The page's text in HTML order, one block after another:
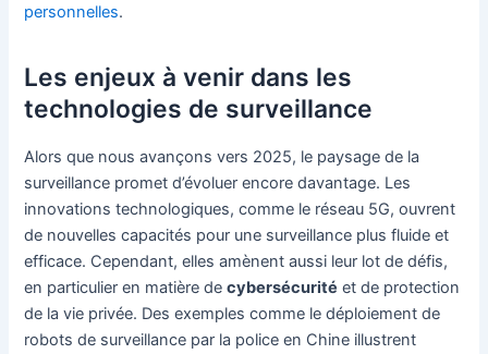
personnelles.
Les enjeux à venir dans les
technologies de surveillance
Alors que nous avançons vers 2025, le paysage de la
surveillance promet d’évoluer encore davantage. Les
innovations technologiques, comme le réseau 5G, ouvrent
de nouvelles capacités pour une surveillance plus fluide et
efficace. Cependant, elles amènent aussi leur lot de défis,
en particulier en matière decybersécurité et de protection
de la vie privée. Des exemples comme le déploiement de
robots de surveillance par la police en Chine illustrent